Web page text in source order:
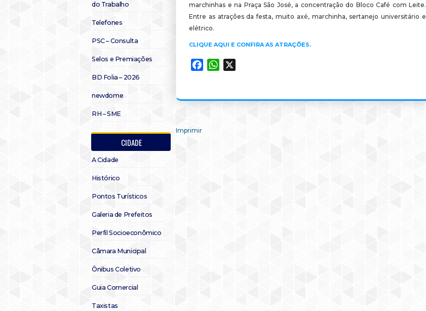
do Trabalho
Telefones
PSC – Consulta
Selos e Premiações
BD Folia – 2026
newdome
RH – SME
CIDADE
A Cidade
Histórico
Pontos Turísticos
Galeria de Prefeitos
Perfil Socioeconômico
Câmara Municipal
Ônibus Coletivo
Guia Comercial
Taxistas
marchinhas e na Praça São José, a concentração do Bloco Café com Leite.
Entre as atrações da festa, muito axé, marchinha, sertanejo universitário e
elétrico.
CLIQUE AQUI E CONFIRA AS ATRAÇÕES.
FacebookWhatsApp
Imprimir